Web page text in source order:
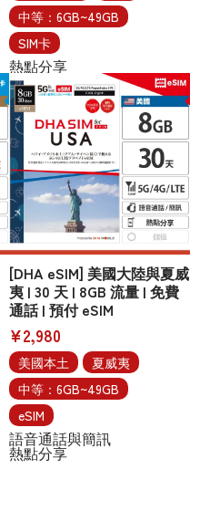
中等：6GB~49GB
SIM卡
熱點分享
[DHA eSIM] 美國大陸與夏威
夷 | 30 天 | 8GB 流量 | 免費
通話 | 預付 eSIM
¥2,980
美國本土
夏威夷
中等：6GB~49GB
eSIM
語音通話與簡訊
熱點分享